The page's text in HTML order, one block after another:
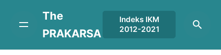
content
The
PRAKARSA
Indeks IKM
2012-2021